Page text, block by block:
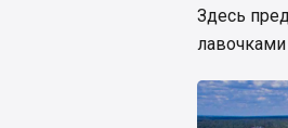
Здесь